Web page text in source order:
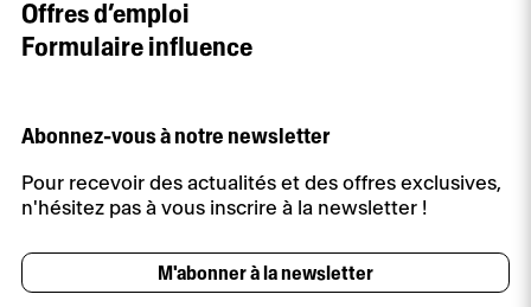
Offres d’emploi
Formulaire influence
Abonnez-vous à notre newsletter
Pour recevoir des actualités et des offres exclusives,
n'hésitez pas à vous inscrire à la newsletter !
M'abonner à la newsletter